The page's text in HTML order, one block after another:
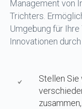
Management von
Trichters.
Umgebung für
Innovationen
Stellen Sie